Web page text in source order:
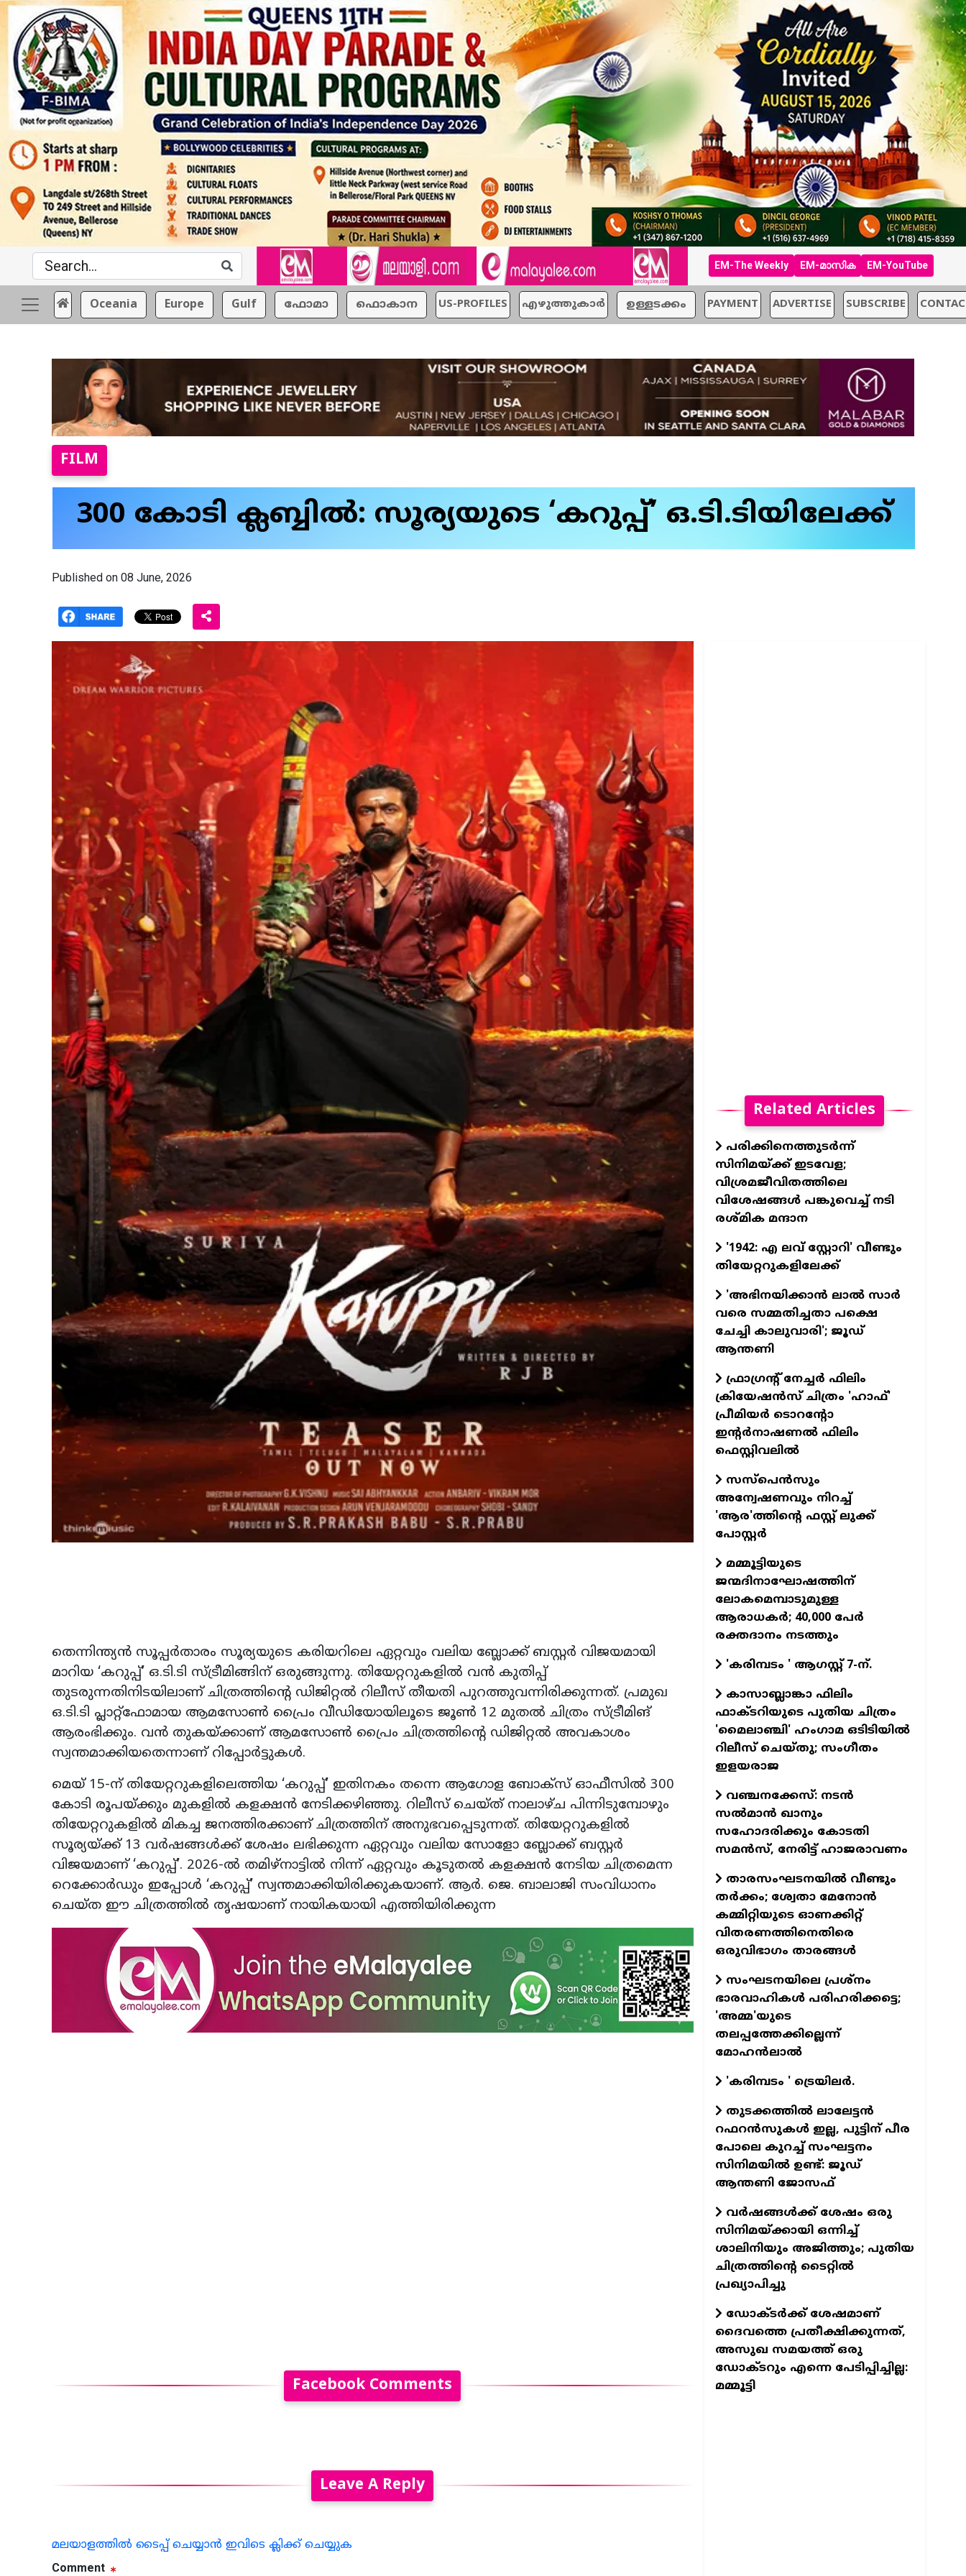
EM-The Weekly EM-മാസിക EM-YouTube
Oceania Europe Gulf ഫോമാ ഫൊകാന US-PROFILES എഴുത്തുകാര്‍ ഉള്ളടക്കം PAYMENT ADVERTISE SUBSCRIBE
FILM
300 കോടി ക്ലബ്ബിൽ: സൂര്യയുടെ ‘കറുപ്പ്’ ഒ.ടി.ടിയിലേക്ക്
Published on 08 June, 2026
തെന്നിന്ത്യൻ സൂപ്പർതാരം സൂര്യയുടെ കരിയറിലെ ഏറ്റവും വലിയ ബ്ലോക്ക് ബസ്റ്റർ വിജയമായി
മാറിയ ‘കറുപ്പ്’ ഒ.ടി.ടി സ്ട്രീമിങ്ങിന് ഒരുങ്ങുന്നു. തിയേറ്ററുകളിൽ വൻ കുതിപ്പ്
തുടരുന്നതിനിടയിലാണ് ചിത്രത്തിന്റെ ഡിജിറ്റൽ റിലീസ് തീയതി പുറത്തുവന്നിരിക്കുന്നത്. പ്രമുഖ
ഒ.ടി.ടി പ്ലാറ്റ്‌ഫോമായ ആമസോൺ പ്രൈം വീഡിയോയിലൂടെ ജൂൺ 12 മുതൽ ചിത്രം സ്ട്രീമിങ്
ആരംഭിക്കും. വൻ തുകയ്ക്കാണ് ആമസോൺ പ്രൈം ചിത്രത്തിന്റെ ഡിജിറ്റൽ അവകാശം
സ്വന്തമാക്കിയതെന്നാണ് റിപ്പോർട്ടുകൾ.
മെയ് 15-ന് തിയേറ്ററുകളിലെത്തിയ ‘കറുപ്പ്’ ഇതിനകം തന്നെ ആഗോള ബോക്സ് ഓഫീസിൽ 300
കോടി രൂപയ്ക്കും മുകളിൽ കളക്ഷൻ നേടിക്കഴിഞ്ഞു. റിലീസ് ചെയ്ത് നാലാഴ്ച പിന്നിടുമ്പോഴും
തിയേറ്ററുകളിൽ മികച്ച ജനത്തിരക്കാണ് ചിത്രത്തിന് അനുഭവപ്പെടുന്നത്. തിയേറ്ററുകളിൽ
സൂര്യയ്ക്ക് 13 വർഷങ്ങൾക്ക് ശേഷം ലഭിക്കുന്ന ഏറ്റവും വലിയ സോളോ ബ്ലോക്ക് ബസ്റ്റർ
വിജയമാണ് ‘കറുപ്പ്’. 2026-ൽ തമിഴ്‌നാട്ടിൽ നിന്ന് ഏറ്റവും കൂടുതൽ കളക്ഷൻ നേടിയ ചിത്രമെന്ന
റെക്കോർഡും ഇപ്പോൾ ‘കറുപ്പ്’ സ്വന്തമാക്കിയിരിക്കുകയാണ്. ആർ. ജെ. ബാലാജി സംവിധാനം
ചെയ്ത ഈ ചിത്രത്തിൽ തൃഷയാണ് നായികയായി എത്തിയിരിക്കുന്ന
Facebook Comments
Leave A Reply
മലയാളത്തില്‍ ടൈപ്പ് ചെയ്യാന്‍ ഇവിടെ ക്ലിക്ക് ചെയ്യുക
Comment
Related Articles
പരിക്കിനെത്തുടർന്ന്
സിനിമയ്ക്ക് ഇടവേള;
വിശ്രമജീവിതത്തിലെ
വിശേഷങ്ങൾ പങ്കുവെച്ച് നടി
രശ്മിക മന്ദാന
'1942: എ ലവ് സ്റ്റോറി' വീണ്ടും
തിയേറ്ററുകളിലേക്ക്
'അഭിനയിക്കാന്‍ ലാല്‍ സാര്‍
വരെ സമ്മതിച്ചതാ പക്ഷെ
ചേച്ചി കാലുവാരി'; ജൂഡ്
ആന്തണി
ഫ്രാഗ്രന്റ് നേച്ചര്‍ ഫിലിം
ക്രിയേഷന്‍സ് ചിത്രം 'ഹാഫ്'
പ്രീമിയര്‍ ടൊറന്റോ
ഇന്റര്‍നാഷണല്‍ ഫിലിം
ഫെസ്റ്റിവലില്‍
സസ്പെന്‍സും
അന്വേഷണവും നിറച്ച്
'ആര'ത്തിന്റെ ഫസ്റ്റ് ലുക്ക്
പോസ്റ്റര്‍
മമ്മൂട്ടിയുടെ
ജന്മദിനാഘോഷത്തിന്
ലോകമെമ്പാടുമുള്ള
ആരാധകര്‍; 40,000 പേര്‍
രക്തദാനം നടത്തും
'കരിമ്പടം ' ആഗസ്റ്റ് 7-ന്.
കാസാബ്ലാങ്കാ ഫിലിം
ഫാക്ടറിയുടെ പുതിയ ചിത്രം
'മൈലാഞ്ചി' ഹംഗാമ ഒടിടിയില്‍
റിലീസ് ചെയ്തു; സംഗീതം
ഇളയരാജ
വഞ്ചനക്കേസ്: നടന്‍
സല്‍മാന്‍ ഖാനും
സഹോദരിക്കും കോടതി
സമന്‍സ്, നേരിട്ട് ഹാജരാവണം
താരസംഘടനയില്‍ വീണ്ടും
തര്‍ക്കം; ശ്വേതാ മേനോന്‍
കമ്മിറ്റിയുടെ ഓണക്കിറ്റ്
വിതരണത്തിനെതിരെ
ഒരുവിഭാഗം താരങ്ങള്‍
സംഘടനയിലെ പ്രശ്നം
ഭാരവാഹികൾ പരിഹരിക്കട്ടെ;
'അമ്മ'യുടെ
തലപ്പത്തേക്കില്ലെന്ന്
മോഹൻലാൽ
'കരിമ്പടം ' ട്രെയിലര്‍.
തുടക്കത്തില്‍ ലാലേട്ടന്‍
റഫറന്‍സുകള്‍ ഇല്ല, പുട്ടിന് പീര
പോലെ കുറച്ച് സംഘട്ടനം
സിനിമയില്‍ ഉണ്ട്: ജൂഡ്
ആന്തണി ജോസഫ്
വര്‍ഷങ്ങള്‍ക്ക് ശേഷം ഒരു
സിനിമയ്ക്കായി ഒന്നിച്ച്
ശാലിനിയും അജിത്തും; പുതിയ
ചിത്രത്തിന്റെ ടൈറ്റില്‍
പ്രഖ്യാപിച്ചു
ഡോക്ടര്‍ക്ക് ശേഷമാണ്
ദൈവത്തെ പ്രതീക്ഷിക്കുന്നത്,
അസുഖ സമയത്ത് ഒരു
ഡോക്ടറും എന്നെ പേടിപ്പിച്ചില്ല:
മമ്മൂട്ടി